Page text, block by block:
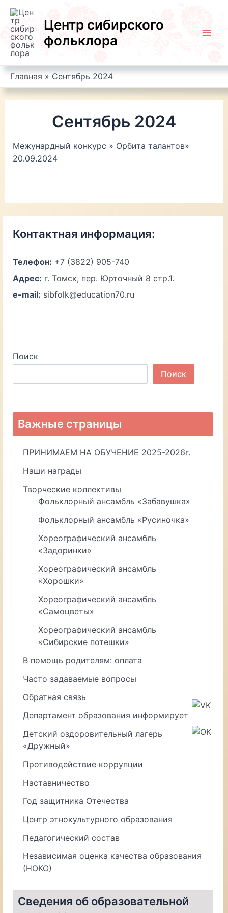
Перейти
содержимомуЦентр сибирского
фольклора
Главная Сентябрь 2024
Сентябрь 2024
Межунардный конкурс » Орбита талантов»
20.09.2024
Контактная информация:
Телефон: +7 (3822) 905-740
Адрес: г. Томск, пер. Юрточный 8 стр.1.
e-mail: sibfolk@education70.ru
Поиск
Поиск
Важные страницы
ПРИНИМАЕМ НА ОБУЧЕНИЕ 2025-2026г.
Наши награды
Творческие коллективы
Фольклорный ансамбль «Забавушка»
Фольклорный ансамбль «Русиночка»
Хореографический ансамбль
«Задоринки»
Хореографический ансамбль
«Хорошки»
Хореографический ансамбль
«Самоцветы»
Хореографический ансамбль
«Сибирские потешки»
В помощь родителям: оплата
Часто задаваемые вопросы
Обратная связь
Департамент образования информирует
Детский оздоровительный лагерь
«Дружный»
Противодействие коррупции
Наставничество
Год защитника Отечества
Центр этнокультурного образования
Педагогический состав
Независимая оценка качества образования
(НОКО)
Сведения об образовательной